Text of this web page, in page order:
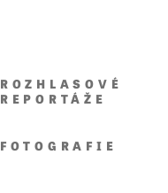
ROZHLASOVÉ
REPORTÁŽE
FOTOGRAFIE